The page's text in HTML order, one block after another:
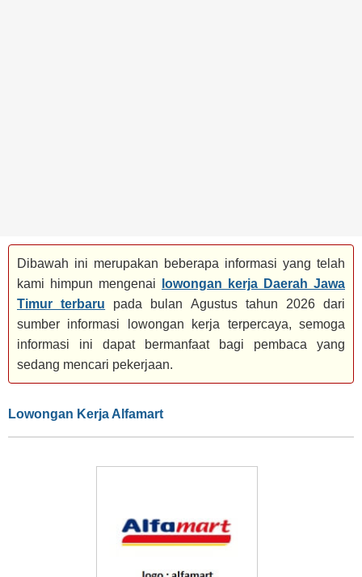
Dibawah ini merupakan beberapa informasi yang telah
kami himpun mengenai
lowongan kerja Daerah Jawa
Timur terbaru pada bulan Agustus tahun 2026 dari
sumber informasi lowongan kerja terpercaya, semoga
informasi ini dapat bermanfaat bagi pembaca yang
sedang mencari pekerjaan.
Lowongan Kerja Alfamart